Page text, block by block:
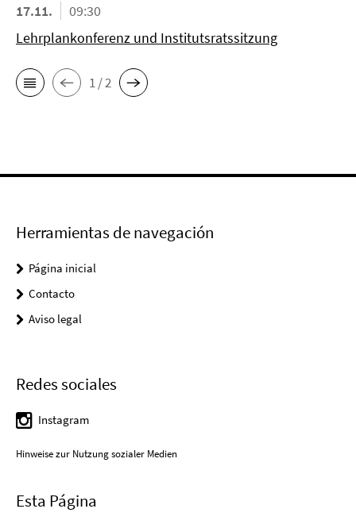
17.11.
09:30
Lehrplankonferenz und Institutsratssitzung
1 / 2
Herramientas de navegación
Página inicial
Contacto
Aviso legal
Redes sociales
Instagram
Hinweise zur Nutzung sozialer Medien
Esta Página